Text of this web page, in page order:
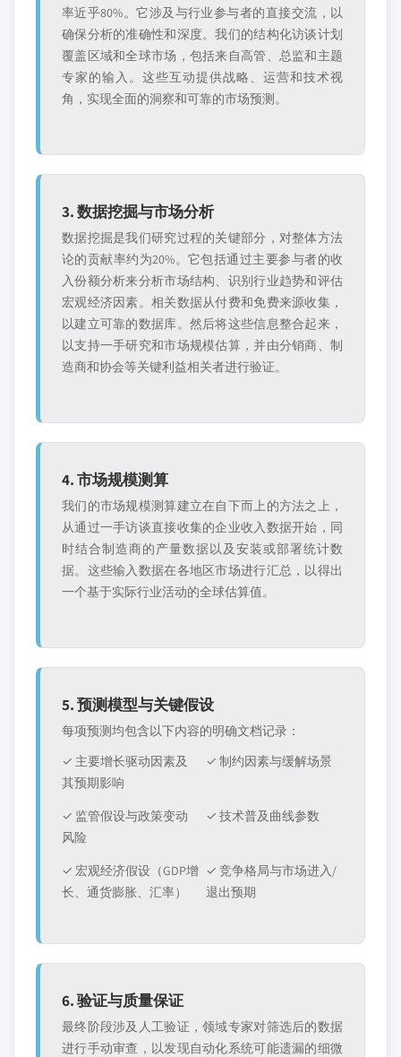
率近乎80%。它涉及与行业参与者的直接交流，以
确保分析的准确性和深度。我们的结构化访谈计划
覆盖区域和全球市场，包括来自高管、总监和主题
专家的输入。这些互动提供战略、运营和技术视
角，实现全面的洞察和可靠的市场预测。
3. 数据挖掘与市场分析
数据挖掘是我们研究过程的关键部分，对整体方法
论的贡献率约为20%。它包括通过主要参与者的收
入份额分析来分析市场结构、识别行业趋势和评估
宏观经济因素。相关数据从付费和免费来源收集，
以建立可靠的数据库。然后将这些信息整合起来，
以支持一手研究和市场规模估算，并由分销商、制
造商和协会等关键利益相关者进行验证。
4. 市场规模测算
我们的市场规模测算建立在自下而上的方法之上，
从通过一手访谈直接收集的企业收入数据开始，同
时结合制造商的产量数据以及安装或部署统计数
据。这些输入数据在各地区市场进行汇总，以得出
一个基于实际行业活动的全球估算值。
5. 预测模型与关键假设
每项预测均包含以下内容的明确文档记录：
✓ 主要增长驱动因素及
其预期影响
✓ 制约因素与缓解场景
✓ 监管假设与政策变动
风险
✓ 技术普及曲线参数
✓ 宏观经济假设（GDP增
长、通货膨胀、汇率）
✓ 竞争格局与市场进入/
退出预期
6. 验证与质量保证
最终阶段涉及人工验证，领域专家对筛选后的数据
进行手动审查，以发现自动化系统可能遗漏的细微